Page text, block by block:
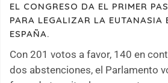
EL CONGRESO DA EL PRIMER
PARA LEGALIZAR LA EUTANASIA
ESPAÑA.
Con 201 votos a favor, 140 en
dos abstenciones, el Parlamento